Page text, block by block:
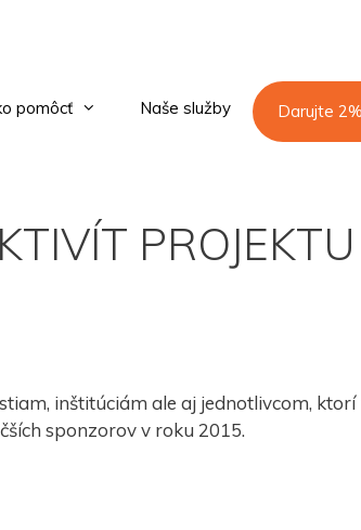
pomôcť Naše služby Darujte
PROJEKTU
inštitúciám ale aj jednotlivcom, ktorí
sponzorov v roku 2015.